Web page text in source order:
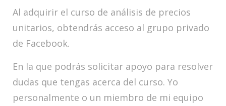
Al adquirir el curso de análisis de precios
unitarios, obtendrás acceso al grupo privado
de Facebook.
En la que podrás solicitar apoyo para resolver
dudas que tengas acerca del curso. Yo
personalmente o un miembro de mi equipo